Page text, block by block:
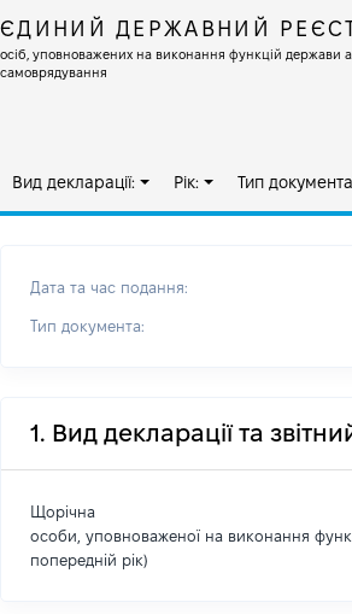
ЄДИНИЙ ДЕРЖАВНИЙ
осіб, уповноважених на виконання функцій держави
самоврядування
Вид декларації: Рік: Тип
Дата та час подання:
Тип документа:
1. Вид декларації та
Щорічна
особи, уповноваженої на виконання
попередній рік)